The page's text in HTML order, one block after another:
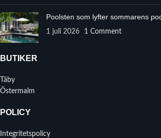
Poolsten som lyfter sommarens
1 juli 2026 1 Comment
BUTIKER
Täby
Östermalm
POLICY
Integritetspolicy